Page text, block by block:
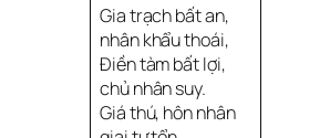
Gia trạch bất an,
nhân khẩu thoái,
Điền tàm bất lợi,
chủ nhân suy.
Giá thú, hôn nhân